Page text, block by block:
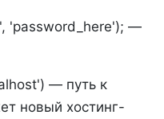
'password_here'); —
— путь к
новый хостинг-